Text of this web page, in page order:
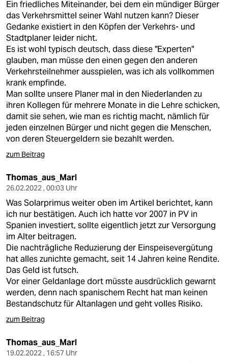
Ein friedliches Miteinander, bei dem ein mündiger Bürger
das Verkehrsmittel seiner Wahl nutzen kann? Dieser
Gedanke existiert in den Köpfen der Verkehrs- und
Stadtplaner leider nicht.
Es ist wohl typisch deutsch, dass diese "Experten"
glauben, man müsse den einen gegen den anderen
Verkehrsteilnehmer ausspielen, was ich als vollkommen
krank empfinde.
Man sollte unsere Planer mal in den Niederlanden zu
ihren Kollegen für mehrere Monate in die Lehre schicken,
damit sie sehen, wie man es richtig macht, nämlich für
jeden einzelnen Bürger und nicht gegen die Menschen,
von deren Steuergeldern sie bezahlt werden.
zum Beitrag
Thomas_aus_Marl
26.02.2022 , 00:03 Uhr
Was Solarprimus weiter oben im Artikel berichtet, kann
ich nur bestätigen. Auch ich hatte vor 2007 in PV in
Spanien investiert, sollte eigentlich jetzt zur Versorgung
im Alter beitragen.
Die nachträgliche Reduzierung der Einspeisevergütung
hat alles zunichte gemacht, seit 14 Jahren keine Rendite.
Das Geld ist futsch.
Vor einer Geldanlage dort müsste ausdrücklich gewarnt
werden, denn nach spanischem Recht hat man keinen
Bestandschutz für Altanlagen und geht volles Risiko.
zum Beitrag
Thomas_aus_Marl
19.02.2022 , 16:57 Uhr